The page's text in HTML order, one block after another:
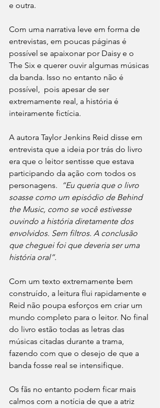
e outra.
Com uma narrativa leve em forma de
entrevistas, em poucas páginas é
possível se apaixonar por Daisy e o
The Six e querer ouvir algumas músicas
da banda. Isso no entanto não é
possível,  pois apesar de ser
extremamente real, a história é
inteiramente fictícia.
A autora Taylor Jenkins Reid disse em
entrevista que a ideia por trás do livro
era que o leitor sentisse que estava
participando da ação com todos os
personagens.
“Eu queria que o livro
soasse como um episódio de Behind
the Music, como se você estivesse
ouvindo a história diretamente dos
envolvidos. Sem filtros. A conclusão
que cheguei foi que deveria ser uma
história oral”.
Com um texto extremamente bem
construído, a leitura flui rapidamente e
Reid não poupa esforços em criar um
mundo completo para o leitor. No final
do livro estão todas as letras das
músicas citadas durante a trama,
fazendo com que o desejo de que a
banda fosse real se intensifique.
Os fãs no entanto podem ficar mais
calmos com a notícia de que a atriz